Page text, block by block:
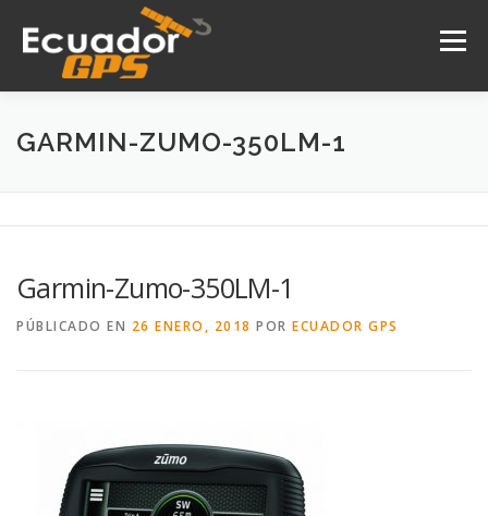
contenido
Menú
INICIO NOSOTROS PRODUCTOS
GARMIN-ZUMO-350LM-1
Garmin-Zumo-350LM-1
PÚBLICADO EN 26 ENERO, 2018 POR ECUADOR GPS